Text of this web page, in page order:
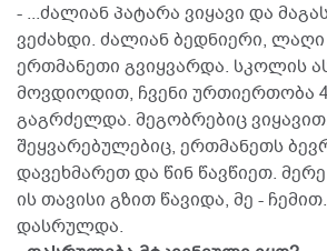
- ...ძალიან პატარა ვიყავი და
ვეძახდი. ძალიან ბედნიერი, ლაღი
ერთმანეთი გვიყვარდა. სკოლის
მოვდიოდით, ჩვენი ურთიერთობა
გაგრძელდა. მეგობრებიც
შეყვარებულებიც, ერთმანეთს
დავეხმარეთ და წინ წავწიეთ.
ის თავისი გზით წავიდა, მე -
დასრულდა.